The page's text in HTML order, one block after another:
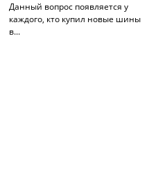
Данный вопрос появляется у
каждого, кто купил новые шины
в...